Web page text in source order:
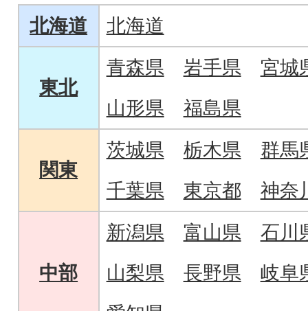
北海道 北海道
東北
青森県 岩手県
宮城
山形県
福島県
関東
茨城県 栃木県
群馬
千葉県
東京都 神奈
中部
新潟県 富山県
石川
山梨県
長野県
岐阜